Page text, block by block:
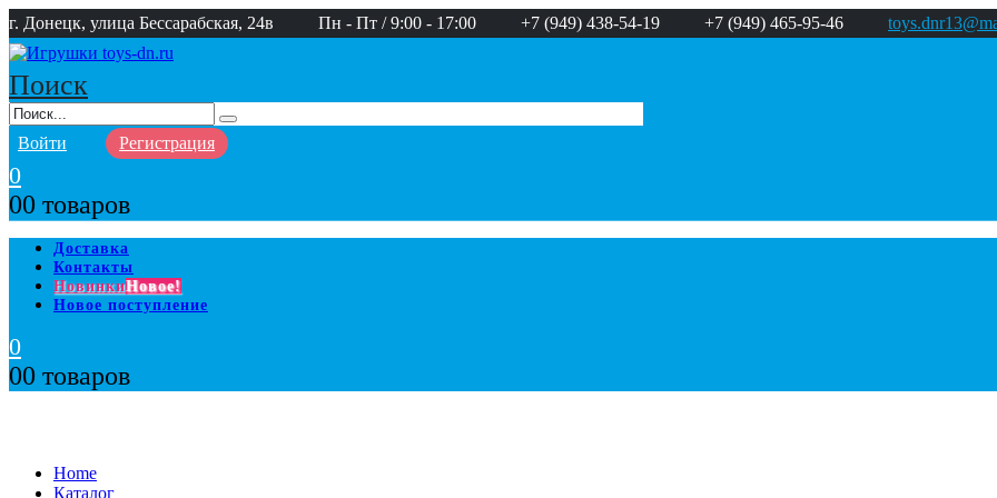
г. Донецк, улица Бессарабская, 24в Пн - Пт / 9:00 - 17:00 +7 (949) 438-54-19 +7 (949) 465-95-46
Поиск
Войти Регистрация
0
00 товаров
Доставка
Контакты
НовинкиНовое!
Новое поступление
0
00 товаров
Home
Каталог